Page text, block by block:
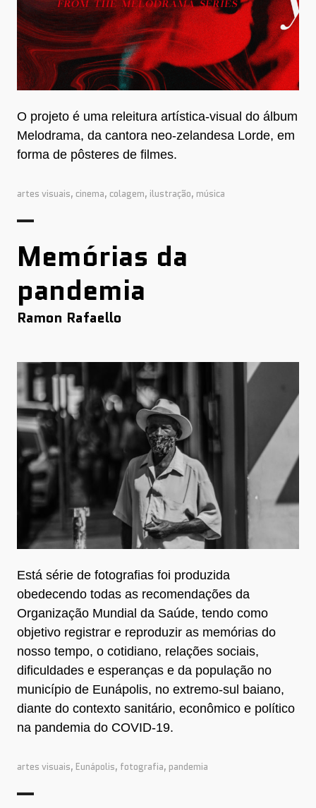
O projeto é uma releitura artística-visual do álbum
Melodrama, da cantora neo-zelandesa Lorde, em
forma de pôsteres de filmes.
artes visuais, cinema, colagem, ilustração, música
Memórias da
pandemia
Ramon Rafaello
Está série de fotografias foi produzida
obedecendo todas as recomendações da
Organização Mundial da Saúde, tendo como
objetivo registrar e reproduzir as memórias do
nosso tempo, o cotidiano, relações sociais,
dificuldades e esperanças e da população no
município de Eunápolis, no extremo-sul baiano,
diante do contexto sanitário, econômico e político
na pandemia do COVID-19.
artes visuais, Eunápolis, fotografia, pandemia